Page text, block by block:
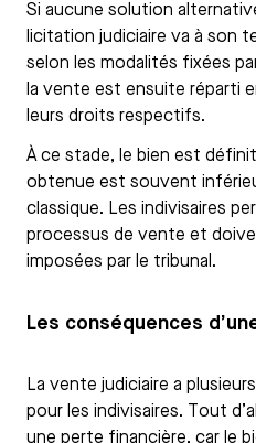
Si aucune solution
licitation judiciaire va à son
selon les modalités fixées
la vente est ensuite réparti
leurs droits respectifs.
À ce stade, le bien est
obtenue est souvent
classique. Les indivisaires
processus de vente et
imposées par le tribunal.
Les conséquences
La vente judiciaire a
pour les indivisaires. Tout
une perte financière, car le